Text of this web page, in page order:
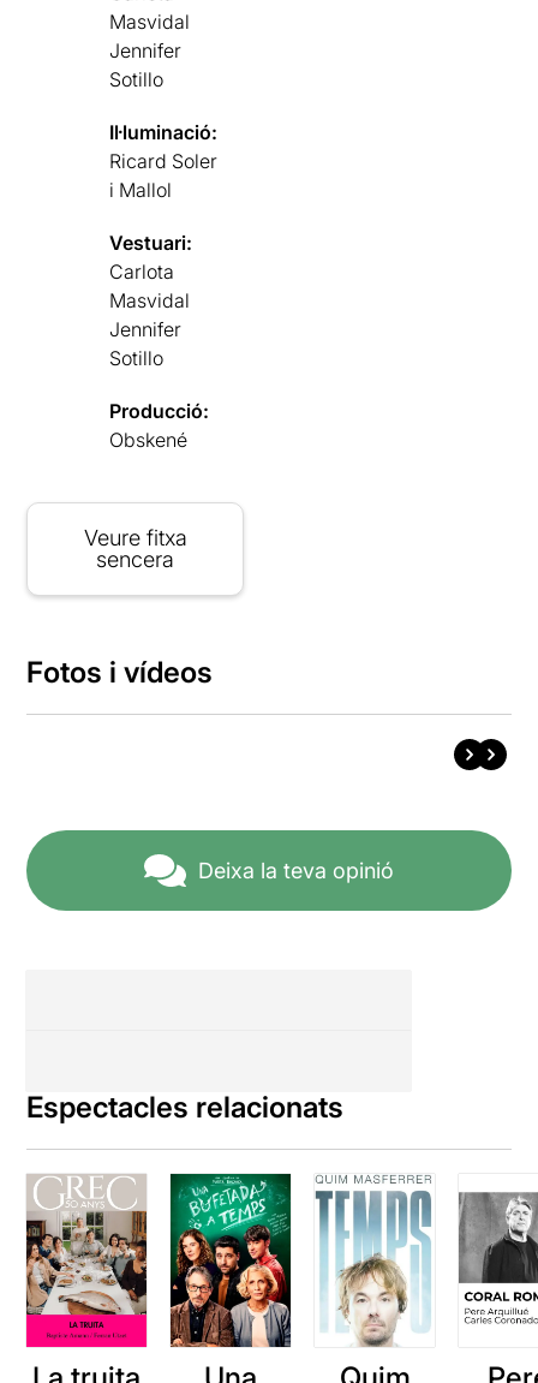
Masvidal
Jennifer
Sotillo
Il·luminació:
Ricard Soler
i Mallol
Vestuari:
Carlota
Masvidal
Jennifer
Sotillo
Producció:
Obskené
Veure fitxa
sencera
Fotos i vídeos
Deixa la teva opinió
Espectacles relacionats